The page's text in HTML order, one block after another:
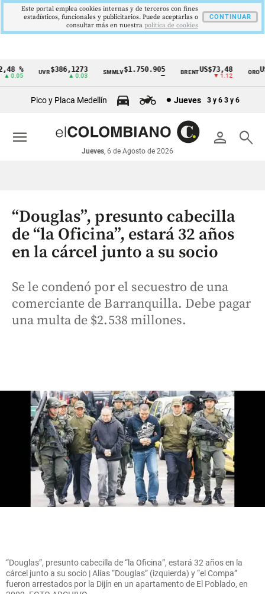
Cintillo
económicos
Colombia
% UVR$386,1273
▲ 0.03
SMMLV$1.750.905 BRENTUS$73,48
▼ 1.12
ORO
Pico y Placa Medellín Jueves 3 y 6 3 y 6
person search
Jueves, 6 de Agosto de 2026
menu
“Douglas”, presunto cabecilla
de “la Oficina”, estará 32 años
en la cárcel junto a su socio
Se le condenó por el secuestro de una
comerciante de Barranquilla. Debe pagar
una multa de $2.538 millones.
“Douglas”, presunto cabecilla de “la Oficina”, estará 32 años en la
cárcel junto a su socio | Alias “Douglas” (izquierda) y “el Compa”
fueron arrestados por la Dijín en un apartamento de El Poblado, en
Este portal emplea cookies internas y de terceros con fines
estadísticos, funcionales y publicitarios. Puede aceptarlas o
consultar más en nuestra politica de cookies
CONTINUAR